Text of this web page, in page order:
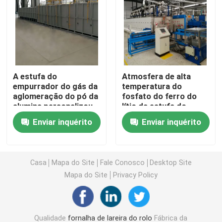
fornalha da correia da malha
Fornalha em forma de caixa
fornalha de tubo
estufa da canela
Fornalha de recozimento
A estufa do
empurrador do gás da
aglomeração do pó da
alumina personalizou
de alta temperatura
Enviar inquérito
Atmosfera de alta
temperatura do
fosfato do ferro do
lítio da estufa do
empurrador industrial
Enviar inquérito
Casa Mapa do Site Fale Conosco
Desktop Site
Mapa do Site
Privacy Policy
Qualidade fornalha de lareira do rolo Fábrica da